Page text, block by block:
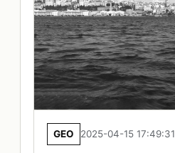
GEO 2025-04-15 17:49:31